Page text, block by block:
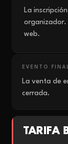
La
organizador.
web.
EVENTO
La venta de
cerrada.
TARIFA